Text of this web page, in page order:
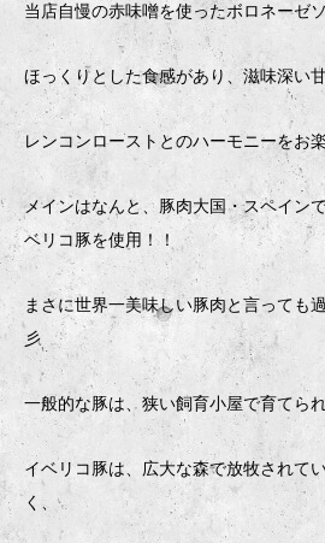
当店自慢の赤味噌を使ったボロネーゼ
ほっくりとした食感があり、滋味深い
レンコンローストとのハーモニーをお
メインはなんと、豚肉大国・スペイン
ベリコ豚を使用！！
まさに世界一美味しい豚肉と言っても
彡
一般的な豚は、狭い飼育小屋で育てら
イベリコ豚は、広大な森で放牧されて
く、